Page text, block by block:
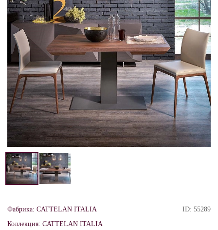
Фабрика: CATTELAN ITALIA
Коллекция: CATTELAN ITALIA
ID: 55289